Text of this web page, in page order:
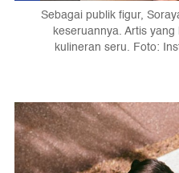
Sebagai publik figur,
keseruannya. Artis
kulineran seru. Foto: